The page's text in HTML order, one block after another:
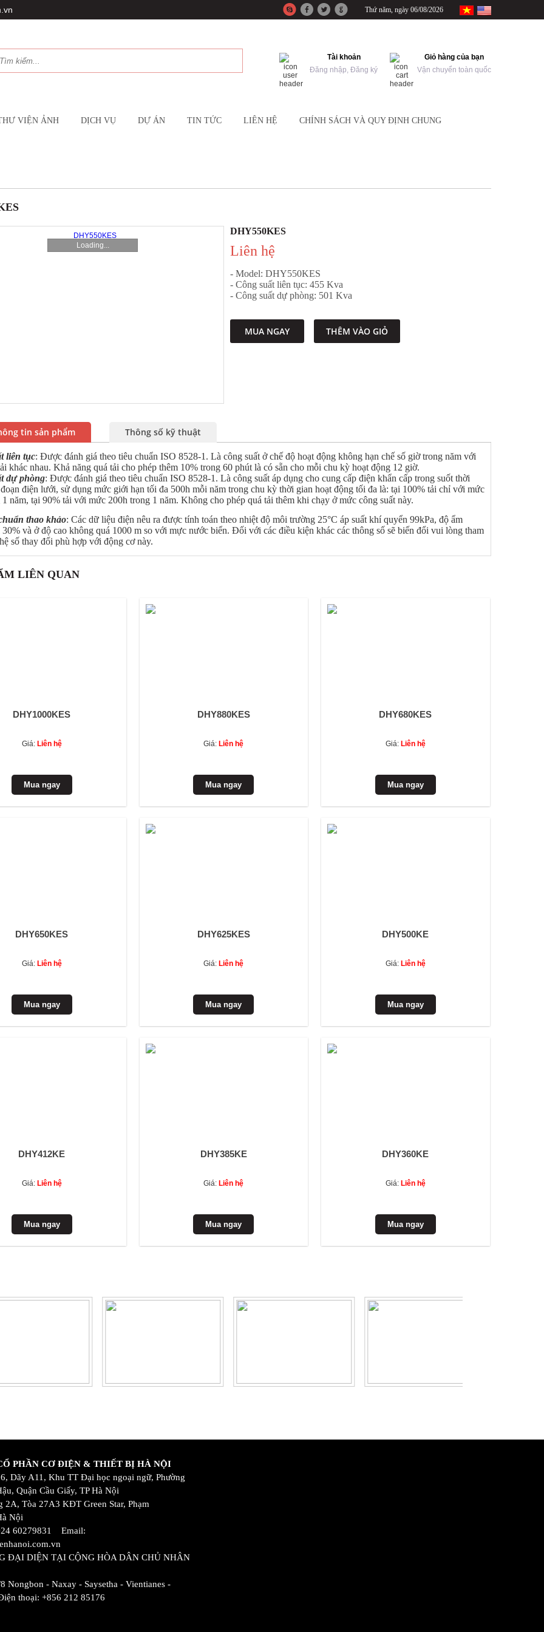
Thứ năm, ngày 06/08/2026
Tài khoản
Đăng nhập, Đăng ký
Giỏ hàng của bạn
Vận chuyển toàn quốc
VIỆN ẢNH DỊCH VỤ DỰ ÁN TIN TỨC LIÊN HỆ CHÍNH SÁCH VÀ QUY ĐỊNH CHUNG
Loading...
DHY550KES
Liên hệ
- Model: DHY550KES
- Công suất liên tục: 455 Kva
- Công suất dự phòng: 501 Kva
MUA NGAY THÊM VÀO GIỎ
tin sản phẩm Thông số kỹ thuật
liên tục: Được đánh giá theo tiêu chuẩn ISO 8528-1. Là công suất ở chế độ hoạt động không hạn chế số giờ trong năm với
khác nhau. Khả năng quá tải cho phép thêm 10% trong 60 phút là có sẵn cho mỗi chu kỳ hoạt động 12 giờ.
dự phòng: Được đánh giá theo tiêu chuẩn ISO 8528-1. Là công suất áp dụng cho cung cấp điện khẩn cấp trong suốt thời
điện lưới, sử dụng mức giới hạn tối đa 500h mỗi năm trong chu kỳ thời gian hoạt động tối đa là: tại 100% tải chỉ với mức
1 năm, tại 90% tải với mức 200h trong 1 năm. Không cho phép quá tải thêm khi chạy ở mức công suất này.
thao khảo: Các dữ liệu điện nêu ra được tính toán theo nhiệt độ môi trường 25°C áp suất khí quyển 99kPa, độ ẩm
và ở độ cao không quá 1000 m so với mực nước biển. Đối với các điều kiện khác các thông số sẽ biến đổi vui lòng tham
số thay đổi phù hợp với động cơ này.
LIÊN QUAN
DHY1000KES
Giá: Liên hệ
DHY880KES
Giá: Liên hệ
DHY680KES
Giá: Liên hệ
DHY650KES
Giá: Liên hệ
DHY625KES
Giá: Liên hệ
DHY500KE
Giá: Liên hệ
DHY412KE
Giá: Liên hệ
DHY385KE
Giá: Liên hệ
DHY360KE
Giá: Liên hệ
PHẦN CƠ ĐIỆN & THIẾT BỊ HÀ NỘI
Dãy A11, Khu TT Đại học ngoại ngữ, Phường
Quận Cầu Giấy, TP Hà Nội
2A, Tòa 27A3 KĐT Green Star, Phạm
Nội
60279831 Email:
ĐẠI DIỆN TẠI CỘNG HÒA DÂN CHỦ NHÂN
Nongbon - Naxay - Saysetha - Vientianes -
thoại: +856 212 85176